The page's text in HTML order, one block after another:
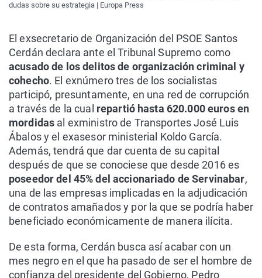
dudas sobre su estrategia | Europa Press
El exsecretario de Organización del PSOE Santos
Cerdán declara ante el Tribunal Supremo como
acusado de los delitos de organización criminal y
cohecho. El exnúmero tres de los socialistas
participó, presuntamente, en una red de corrupción
a través de la cual repartió hasta 620.000 euros en
mordidas al exministro de Transportes José Luis
Ábalos y el exasesor ministerial Koldo García.
Además, tendrá que dar cuenta de su capital
después de que se conociese que desde 2016 es
poseedor del 45% del accionariado de Servinabar,
una de las empresas implicadas en la adjudicación
de contratos amañados y por la que se podría haber
beneficiado económicamente de manera ilícita.
De esta forma, Cerdán busca así acabar con un
mes negro en el que ha pasado de ser el hombre de
confianza del presidente del Gobierno, Pedro